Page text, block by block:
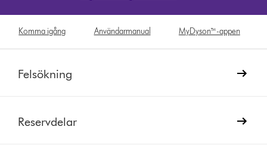
Komma igång Användarmanual MyDyson™-appen
Felsökning
Reservdelar